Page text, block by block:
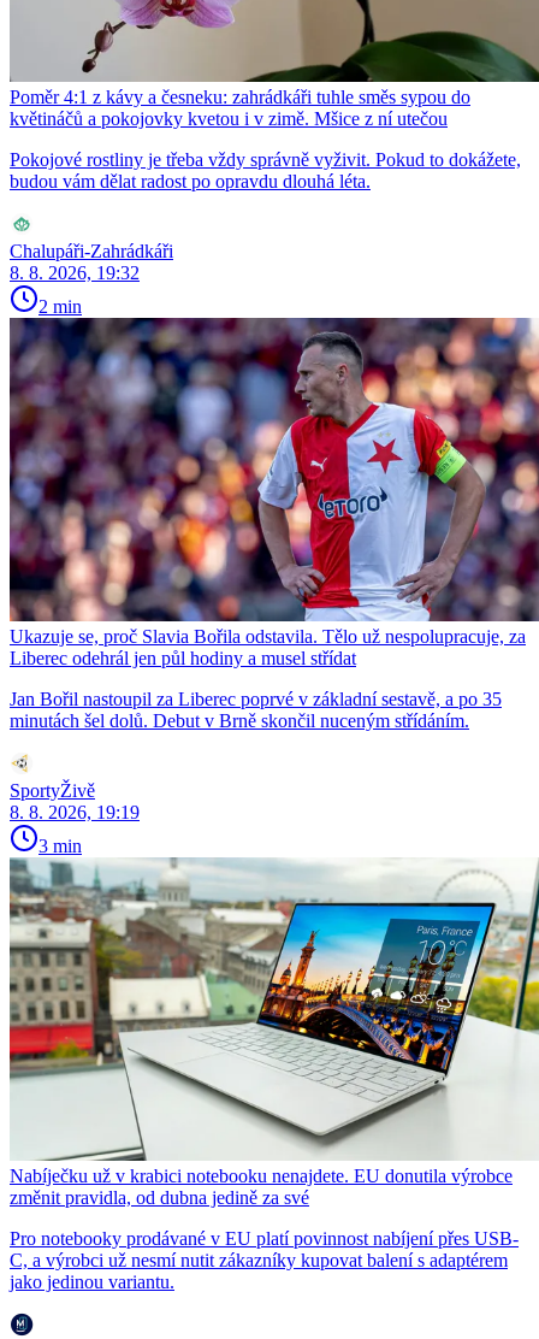
Poměr 4:1 z kávy a česneku: zahrádkáři tuhle směs sypou do
květináčů a pokojovky kvetou i v zimě. Mšice z ní utečou
Pokojové rostliny je třeba vždy správně vyživit. Pokud to dokážete,
budou vám dělat radost po opravdu dlouhá léta.
Chalupáři-Zahrádkáři
8. 8. 2026, 19:32
2 min
Ukazuje se, proč Slavia Bořila odstavila. Tělo už nespolupracuje, za
Liberec odehrál jen půl hodiny a musel střídat
Jan Bořil nastoupil za Liberec poprvé v základní sestavě, a po 35
minutách šel dolů. Debut v Brně skončil nuceným střídáním.
SportyŽivě
8. 8. 2026, 19:19
3 min
Nabíječku už v krabici notebooku nenajdete. EU donutila výrobce
změnit pravidla, od dubna jedině za své
Pro notebooky prodávané v EU platí povinnost nabíjení přes USB-
C, a výrobci už nesmí nutit zákazníky kupovat balení s adaptérem
jako jedinou variantu.